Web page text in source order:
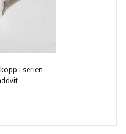
i serien